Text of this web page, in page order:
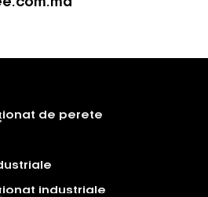
de perete
industriale